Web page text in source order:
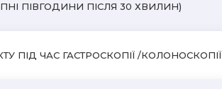
ПІВГОДИНИ ПІСЛЯ 30 ХВИЛИН)
ЧАС ГАСТРОСКОПІЇ /КОЛОНОСКОПІЇ